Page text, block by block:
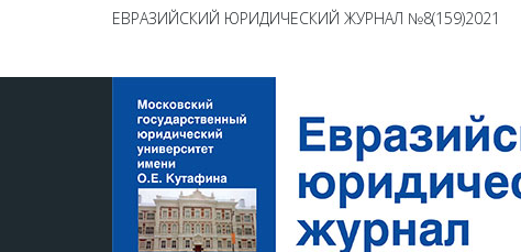
ЕВРАЗИЙСКИЙ ЮРИДИЧЕСКИЙ ЖУРНАЛ №8(159)2021